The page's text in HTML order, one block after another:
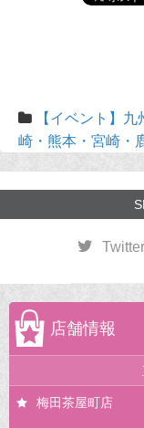
【イベント】
崎・熊本・宮崎・
Twitter
店舗情報
梅田茶屋町店